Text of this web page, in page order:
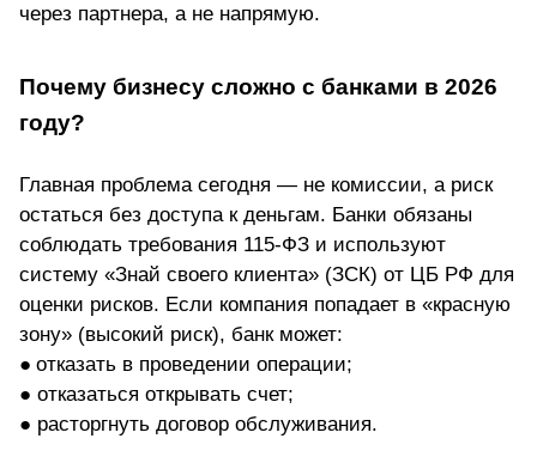
через партнера, а не напрямую.
Почему бизнесу сложно с банками в 2026
году?
Главная проблема сегодня — не комиссии, а риск
остаться без доступа к деньгам. Банки обязаны
соблюдать требования 115-ФЗ и используют
систему «Знай своего клиента» (ЗСК) от ЦБ РФ для
оценки рисков. Если компания попадает в «красную
зону» (высокий риск), банк может:
● отказать в проведении операции;
● отказаться открывать счет;
● расторгнуть договор обслуживания.